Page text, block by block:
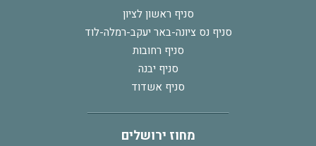
סניף ראשון לציון
סניף נס ציונה-באר יעקב-רמלה-לוד
סניף רחובות
סניף יבנה
סניף אשדוד
מחוז ירושלים